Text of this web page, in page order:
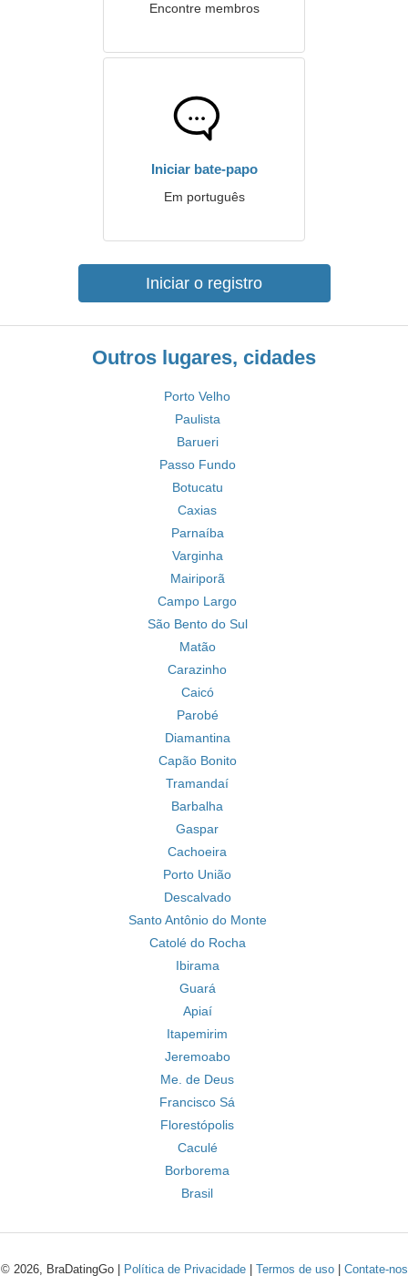
Encontre membros
Iniciar bate-papo
Em português
Iniciar o registro
Outros lugares, cidades
Porto Velho
Paulista
Barueri
Passo Fundo
Botucatu
Caxias
Parnaíba
Varginha
Mairiporã
Campo Largo
São Bento do Sul
Matão
Carazinho
Caicó
Parobé
Diamantina
Capão Bonito
Tramandaí
Barbalha
Gaspar
Cachoeira
Porto União
Descalvado
Santo Antônio do Monte
Catolé do Rocha
Ibirama
Guará
Apiaí
Itapemirim
Jeremoabo
Me. de Deus
Francisco Sá
Florestópolis
Caculé
Borborema
Brasil
© 2026, BraDatingGo | Política de Privacidade| Termos de uso| Contate-nos